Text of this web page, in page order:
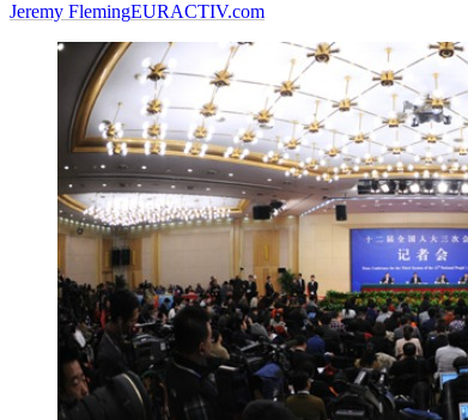
Jeremy FlemingEURACTIV.com